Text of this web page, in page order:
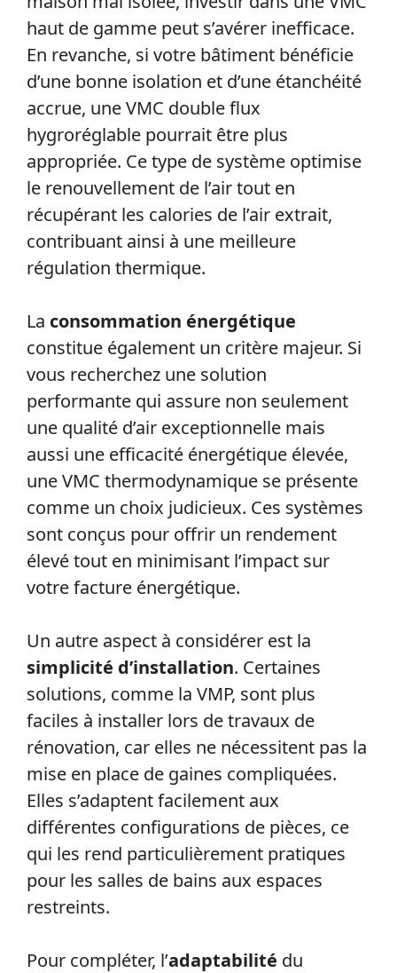
haut de gamme peut s’avérer inefficace.
En revanche, si votre bâtiment bénéficie
d’une bonne isolation et d’une étanchéité
accrue, une VMC double flux
hygroréglable pourrait être plus
appropriée. Ce type de système optimise
le renouvellement de l’air tout en
récupérant les calories de l’air extrait,
contribuant ainsi à une meilleure
régulation thermique.
La consommation énergétique
constitue également un critère majeur. Si
vous recherchez une solution
performante qui assure non seulement
une qualité d’air exceptionnelle mais
aussi une efficacité énergétique élevée,
une VMC thermodynamique se présente
comme un choix judicieux. Ces systèmes
sont conçus pour offrir un rendement
élevé tout en minimisant l’impact sur
votre facture énergétique.
Un autre aspect à considérer est la
simplicité d’installation. Certaines
solutions, comme la VMP, sont plus
faciles à installer lors de travaux de
rénovation, car elles ne nécessitent pas la
mise en place de gaines compliquées.
Elles s’adaptent facilement aux
différentes configurations de pièces, ce
qui les rend particulièrement pratiques
pour les salles de bains aux espaces
restreints.
Pour compléter, l’adaptabilité du